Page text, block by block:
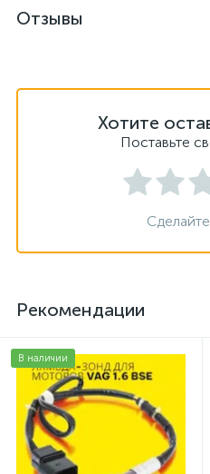
Отзывы
Хотите
Поставьте
Рекомендации
В наличии